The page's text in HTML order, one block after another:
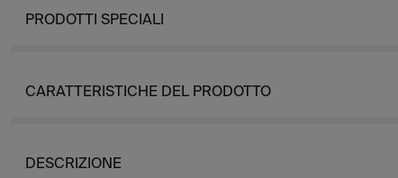
PRODOTTI SPECIALI
CARATTERISTICHE DEL PRODOTTO
DESCRIZIONE